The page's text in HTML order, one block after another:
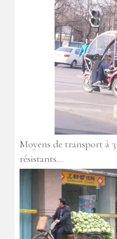
Moyens de transport à
résistants…